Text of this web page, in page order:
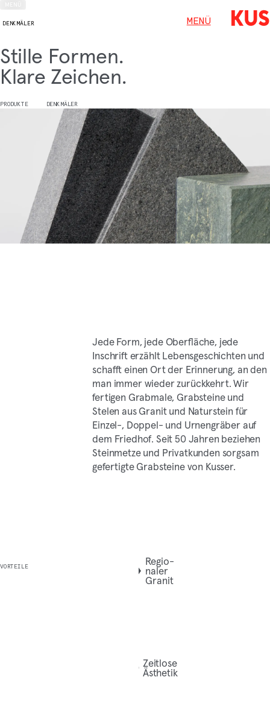
MENÜ
DENKMÄLER
Stille Formen.
Klare Zeichen.
PRODUKTE DENKMÄLER
Jede Form, jede Oberfläche, jede
Inschrift erzählt Lebensgeschichten und
schafft einen Ort der Erinnerung, an den
man immer wieder zurückkehrt. Wir
fertigen Grabmale, Grabsteine und
Stelen aus Granit und Naturstein für
Einzel-, Doppel- und Urnengräber auf
dem Friedhof. Seit 50 Jahren beziehen
Steinmetze und Privatkunden sorgsam
gefertigte Grabsteine von Kusser.
VORTEILE Regio­
na­ler
Granit
Zeit­lo­se
Ästhetik